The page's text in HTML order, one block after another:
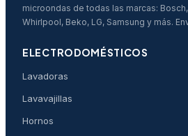
microondas de todas las marcas: Bosch,
Whirlpool, Beko, LG, Samsung y más.
ELECTRODOMÉSTICOS
Lavadoras
Lavavajillas
Hornos